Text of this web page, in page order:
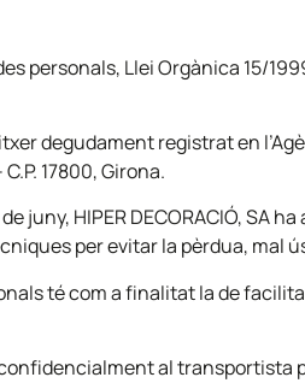
Llei Orgànica 15/
degudament registrat en
17800, Girona.
juny, HIPER DECORACIÓ, SA
per evitar la pèrdua, mal
té com a finalitat la de
al